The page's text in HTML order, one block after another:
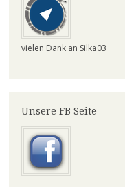
vielen Dank an Silka03
Unsere FB Seite